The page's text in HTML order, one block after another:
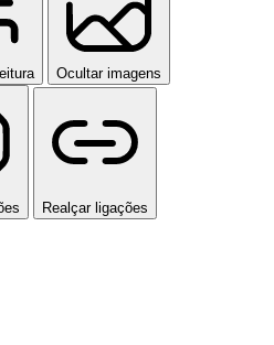
Ocultar imagens
Realçar ligações